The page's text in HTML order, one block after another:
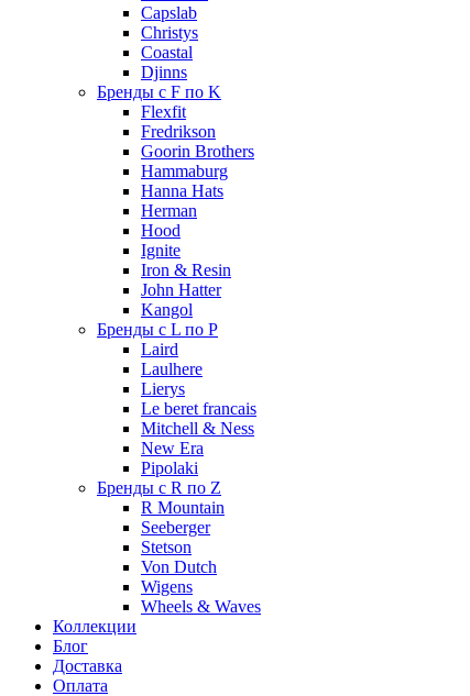
Capslab
Christys
Coastal
Djinns
Бренды с F по K
Flexfit
Fredrikson
Goorin Brothers
Hammaburg
Hanna Hats
Herman
Hood
Ignite
Iron & Resin
John Hatter
Kangol
Бренды с L по P
Laird
Laulhere
Lierys
Le beret francais
Mitchell & Ness
New Era
Pipolaki
Бренды с R по Z
R Mountain
Seeberger
Stetson
Von Dutch
Wigens
Wheels & Waves
Коллекции
Блог
Доставка
Оплата